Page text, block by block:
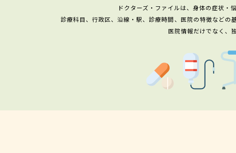
ドクターズ・ファイルは、身体の症状・
診療科目、行政区、沿線・駅、診療時間、医院の特徴などの
医院情報だけでなく、